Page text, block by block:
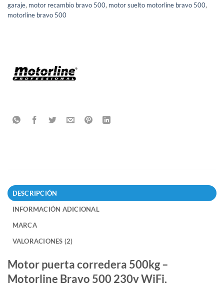
garaje, motor recambio bravo 500, motor suelto motorline bravo 500,
motorline bravo 500
DESCRIPCIÓN
INFORMACIÓN ADICIONAL
MARCA
VALORACIONES (2)
Motor puerta corredera 500kg –
Motorline Bravo 500 230v WiFi.